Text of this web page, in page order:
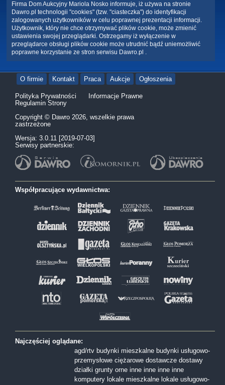
Firma Dom Aukcyjny Mariola Nosko informuje, iż używa na stronie
Dawro.pl technologii "cookies" (tzw. "ciasteczka") do identyfikacji
zalogowanych użytkowników w celu poprawnej prezentacji informacji.
Użytkownik, który nie chce otrzymywać plików cookie, może zmienić
ustawienia swojej przeglądarki. Ostrzegamy iż wyłączenie w
przeglądarce obsługi plików cookie może utrudnić bądź uniemożliwić
poprawne korzystanie ze stron serwisu Dawro.pl .
O firmie Kontakt Praca Aukcje Ogłoszenia
Polityka Prywatności
Informacje Prawne
Regulamin Strony
Copyright © Dawro 2026, wszelkie prawa
zastrzeżone
Wersja: 3.0.11 [2019-07-03]
Serwisy partnerskie:
Współpracujące wydawnictwa:
Najczęściej oglądane:
agd/rtv budynki mieszkalne budynki usługowo-
przemysłowe ciężarowe dostawcze dostawy
działki grunty orne inne inne inne inne
komputery lokale mieszkalne lokale usługowo-